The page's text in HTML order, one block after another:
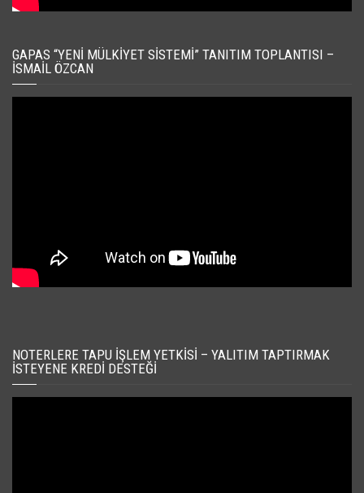
GAPAS “YENI MÜLKIYET SISTEMI” TANITIM TOPLANTISI –
İSMAIL ÖZCAN
NOTERLERE TAPU İŞLEM YETKISI – YALITIM TAPTIRMAK
İSTEYENE KREDI DESTEĞI